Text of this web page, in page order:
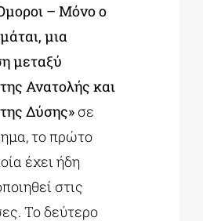
– Μόνο ο
μια
μεταξύ
Ανατολής και
Δύσης» σε
το πρώτο
έχει ήδη
στις
Το δεύτερο